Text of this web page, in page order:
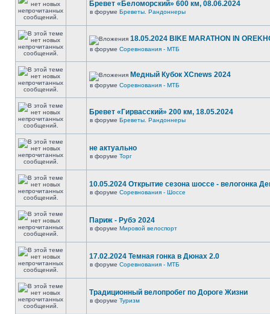
Бревет «Беломорский» 600 км, 08.06.2024
в форуме Бреветы. Рандоннеры
18.05.2024 BIKE MARATHON IN
в форуме Соревнования - МТБ
Медный Кубок XCnews 2024
в форуме Соревнования - МТБ
Бревет «Гирвасский» 200 км, 18.05.2024
в форуме Бреветы. Рандоннеры
не актуально
в форуме Торг
10.05.2024 Открытие сезона шоссе - велогонка
в форуме Соревнования - Шоссе
Париж - Рубэ 2024
в форуме Мировой велоспорт
17.02.2024 Темная гонка в Дюнах 2.0
в форуме Соревнования - МТБ
Традиционный велопробег по Дороге Жизни
в форуме Туризм